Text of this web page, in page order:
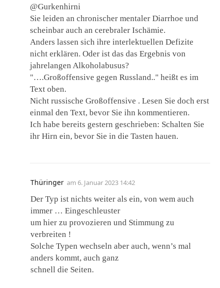
@Gurkenhirni
Sie leiden an chronischer mentaler Diarrhoe und
scheinbar auch an cerebraler Ischämie.
Anders lassen sich ihre interlektuellen Defizite
nicht erklären. Oder ist das das Ergebnis von
jahrelangen Alkoholabusus?
"….Großoffensive gegen Russland.." heißt es im
Text oben.
Nicht russische Großoffensive . Lesen Sie doch erst
einmal den Text, bevor Sie ihn kommentieren.
Ich habe bereits gestern geschrieben: Schalten Sie
ihr Hirn ein, bevor Sie in die Tasten hauen.
Thüringer am 6. Januar 2023 14:42
Der Typ ist nichts weiter als ein, von wem auch
immer … Eingeschleuster
um hier zu provozieren und Stimmung zu
verbreiten !
Solche Typen wechseln aber auch, wenn’s mal
anders kommt, auch ganz
schnell die Seiten.